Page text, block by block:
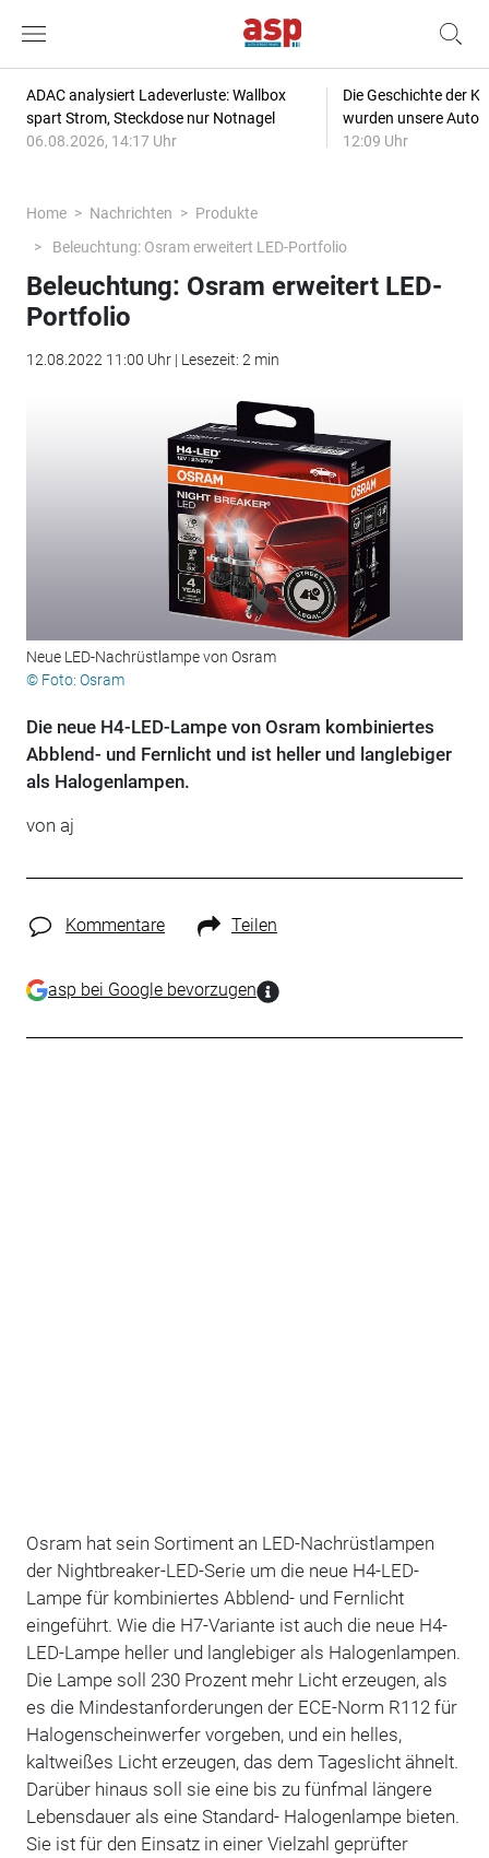
ADAC analysiert Ladeverluste: Wallbox
spart Strom, Steckdose nur Notnagel
06.08.2026, 14:17 Uhr
Die Geschichte der
wurden unsere
12:09 Uhr
Home Nachrichten
Produkte
Beleuchtung: Osram erweitert LED-Portfolio
Beleuchtung: Osram erweitert LED-
Portfolio
12.08.2022 11:00 Uhr | Lesezeit: 2 min
Neue LED-Nachrüstlampe von Osram
© Foto: Osram
Die neue H4-LED-Lampe von Osram kombiniertes
Abblend- und Fernlicht und ist heller und langlebiger
als Halogenlampen.
von aj
Kommentare Teilen
asp bei Google bevorzugen
Osram hat sein Sortiment an LED-Nachrüstlampen
der Nightbreaker-LED-Serie um die neue H4-LED-
Lampe für kombiniertes Abblend- und Fernlicht
eingeführt. Wie die H7-Variante ist auch die neue H4-
LED-Lampe heller und langlebiger als Halogenlampen.
Die Lampe soll 230 Prozent mehr Licht erzeugen, als
es die Mindestanforderungen der ECE-Norm R112 für
Halogenscheinwerfer vorgeben, und ein helles,
kaltweißes Licht erzeugen, das dem Tageslicht ähnelt.
Darüber hinaus soll sie eine bis zu fünfmal längere
Lebensdauer als eine Standard- Halogenlampe bieten.
Sie ist für den Einsatz in einer Vielzahl geprüfter